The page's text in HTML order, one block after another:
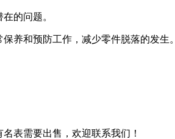
的问题。
养和预防工作，减少零件脱落的发生。
表需要出售，欢迎联系我们！